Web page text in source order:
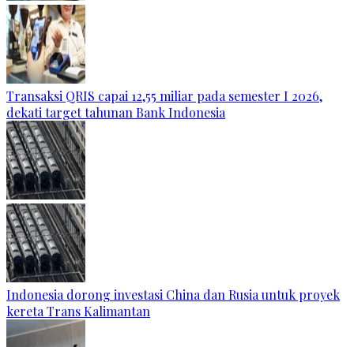
Transaksi QRIS capai 12,55 miliar pada semester I 2026,
dekati target tahunan Bank Indonesia
Indonesia dorong investasi China dan Rusia untuk proyek
kereta Trans Kalimantan